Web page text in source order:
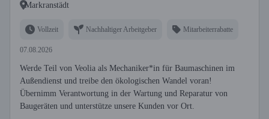
Markranstädt
Vollzeit Nachhaltiger Arbeitgeber Mitarbeiterrabatte
07.08.2026
Werde Teil von Veolia als Mechaniker*in für Baumaschinen im
Außendienst und treibe den ökologischen Wandel voran!
Übernimm Verantwortung in der Wartung und Reparatur von
Baugeräten und unterstütze unsere Kunden vor Ort.